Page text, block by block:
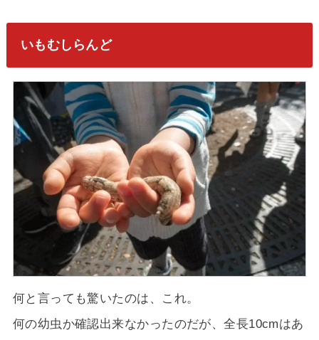
いもむしらんど
何と言っても驚いたのは、これ。
何の幼虫か確認出来なかったのだが、全長10cmはあ